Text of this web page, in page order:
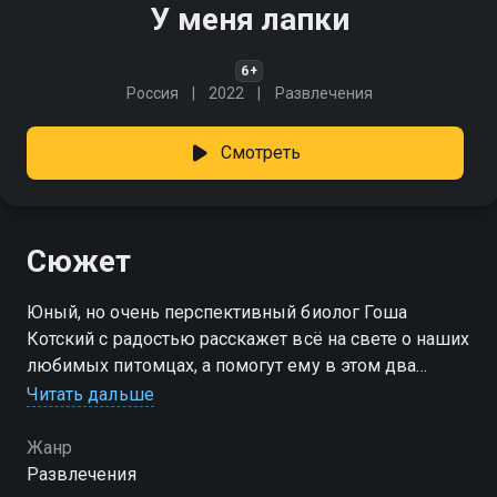
У меня лапки
6+
Россия 2022 Развлечения
Смотреть
Сюжет
Юный, но очень перспективный биолог Гоша
Котский с радостью расскажет всё на свете о наших
любимых питомцах, а помогут ему в этом два
волнистых попугая Кузя и Люся
Читать дальше
Жанр
Развлечения